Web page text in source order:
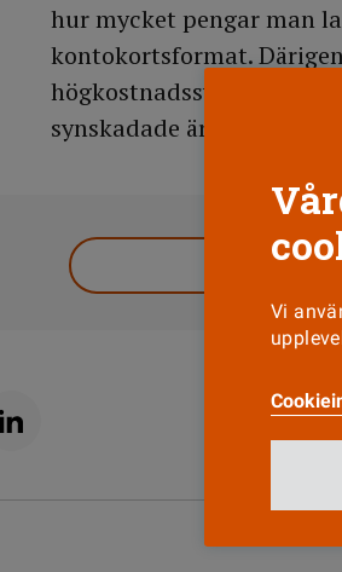
hur mycket pengar man
kontokortsformat.
högkostnadssystemet
synskadade är
Vi